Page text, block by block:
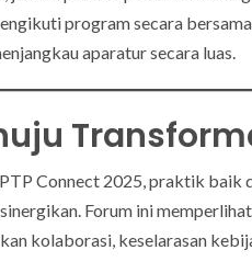
program secara
aparatur secara luas.
Connect 2025, praktik baik
Forum ini
kolaborasi, keselarasan